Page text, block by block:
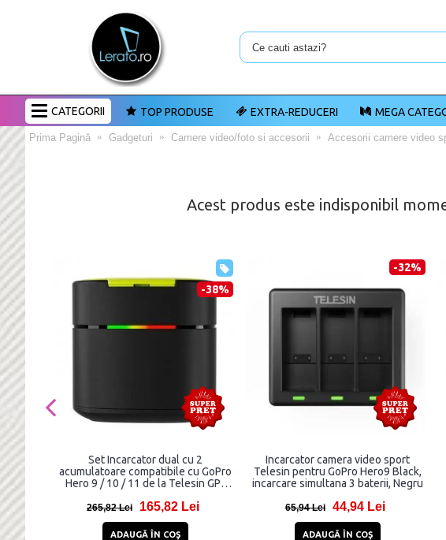
CATEGORII TOP PRODUSE EXTRA-REDUCERI MEGA
Prima Pagină Gadgeturi Camere video/foto si accesorii Accesorii camere video
Acest produs este indisponibil
-38%
Set Incarcator dual cu 2
acumulatoare compatibile cu GoPro
Hero 9 / 10 / 11 de la Telesin GP-
rapida
265,82 Lei 165,82 Lei
ADAUGĂ ÎN COŞ
-32%
Incarcator camera video sport
Telesin pentru GoPro Hero9 Black,
incarcare simultana 3 baterii, Negru
65,94 Lei 44,94 Lei
ADAUGĂ ÎN COŞ